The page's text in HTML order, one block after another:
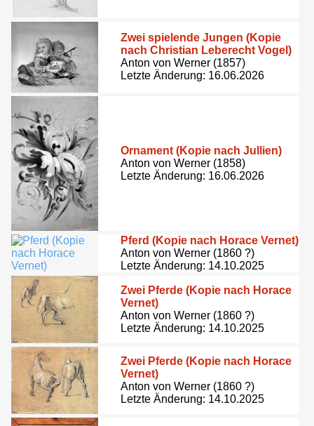
Zwei spielende Jungen (Kopie
nach Christian Leberecht Vogel)
Anton von Werner (1857)
Letzte Änderung: 16.06.2026
Ornament (Kopie nach Jullien)
Anton von Werner (1858)
Letzte Änderung: 16.06.2026
Pferd (Kopie nach Horace Vernet)
Anton von Werner (1860 ?)
Letzte Änderung: 14.10.2025
Zwei Pferde (Kopie nach Horace
Vernet)
Anton von Werner (1860 ?)
Letzte Änderung: 14.10.2025
Zwei Pferde (Kopie nach Horace
Vernet)
Anton von Werner (1860 ?)
Letzte Änderung: 14.10.2025